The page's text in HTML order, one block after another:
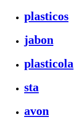
plasticos
jabon
plasticola
sta
avon